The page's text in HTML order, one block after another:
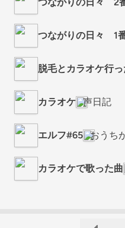
つながりの日々 1
脱毛とカラオケ行っ
カラオケ 声日記
エルフ#65 おうち
カラオケで歌った曲